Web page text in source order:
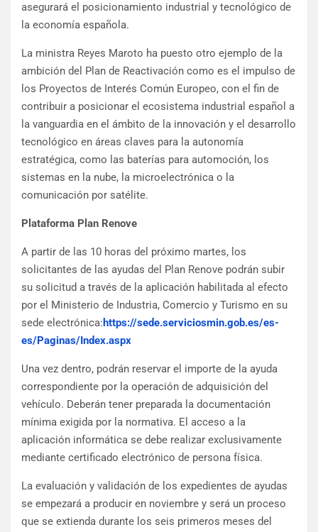
asegurará el posicionamiento industrial y tecnológico de
la economía española.
La ministra Reyes Maroto ha puesto otro ejemplo de la
ambición del Plan de Reactivación como es el impulso de
los Proyectos de Interés Común Europeo, con el fin de
contribuir a posicionar el ecosistema industrial español a
la vanguardia en el ámbito de la innovación y el desarrollo
tecnológico en áreas claves para la autonomía
estratégica, como las baterías para automoción, los
sistemas en la nube, la microelectrónica o la
comunicación por satélite.
Plataforma Plan Renove
A partir de las 10 horas del próximo martes, los
solicitantes de las ayudas del Plan Renove podrán subir
su solicitud a través de la aplicación habilitada al efecto
por el Ministerio de Industria, Comercio y Turismo en su
sede electrónica:https://sede.serviciosmin.gob.es/es-
es/Paginas/Index.aspx
Una vez dentro, podrán reservar el importe de la ayuda
correspondiente por la operación de adquisición del
vehículo. Deberán tener preparada la documentación
mínima exigida por la normativa. El acceso a la
aplicación informática se debe realizar exclusivamente
mediante certificado electrónico de persona física.
La evaluación y validación de los expedientes de ayudas
se empezará a producir en noviembre y será un proceso
que se extienda durante los seis primeros meses del